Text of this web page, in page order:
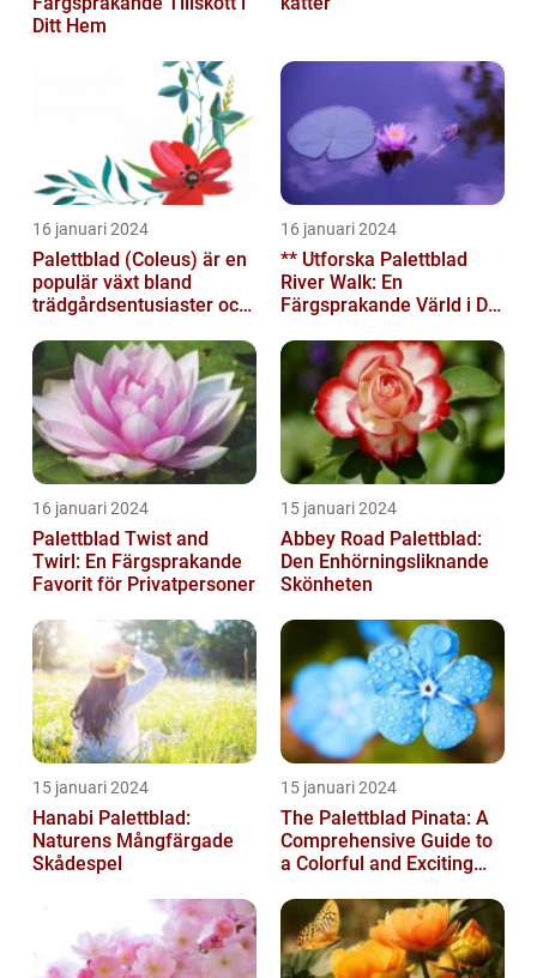
Ditt Hem
16 januari 2024
Palettblad (Coleus) är en
populär växt bland
trädgårdsentusiaster och
16 januari 2024
** Utforska Palettblad
River Walk: En
Färgsprakande Värld i Din
16 januari 2024
Palettblad Twist and
Twirl: En Färgsprakande
Favorit för Privatpersoner
15 januari 2024
Abbey Road Palettblad:
Den Enhörningsliknande
Skönheten
15 januari 2024
Hanabi Palettblad:
Naturens Mångfärgade
Skådespel
15 januari 2024
The Palettblad Pinata: A
Comprehensive Guide to
a Colorful and Exciting